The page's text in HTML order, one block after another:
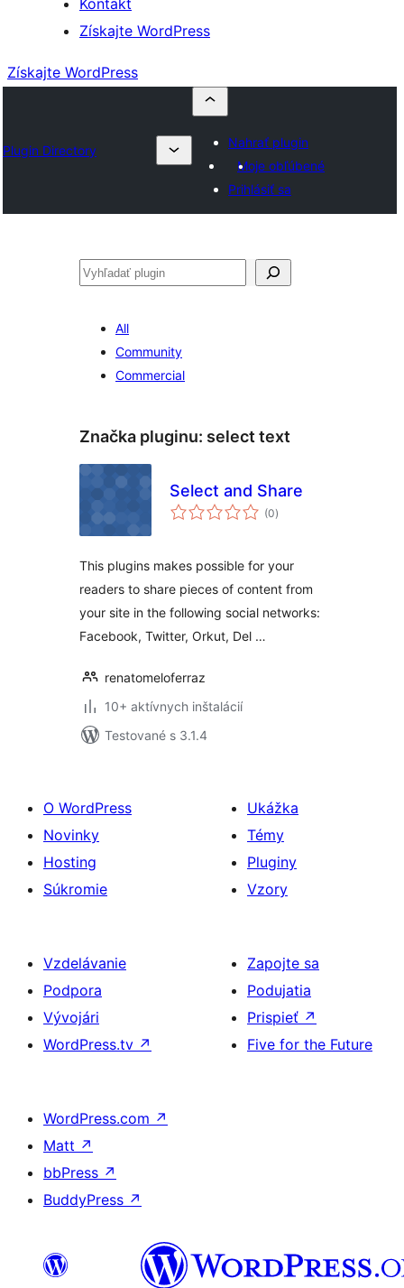
Kontakt
Získajte WordPress
Získajte WordPress
Plugin Directory
Nahrať plugin
Moje obľúbené
Prihlásiť sa
Hľadať
All
Community
Commercial
Značka pluginu: select text
Select and Share
(0celkové
hodnotenie
)
This plugins makes possible for your
readers to share pieces of content from
your site in the following social networks:
Facebook, Twitter, Orkut, Del …
renatomeloferraz
10+ aktívnych inštalácií
Testované s 3.1.4
O WordPress
Novinky
Hosting
Súkromie
Ukážka
Témy
Pluginy
Vzory
Vzdelávanie
Podpora
Vývojári
WordPress.tv ↗
Zapojte sa
Podujatia
Prispieť ↗
Five for the Future
WordPress.com ↗
Matt ↗
bbPress ↗
BuddyPress ↗